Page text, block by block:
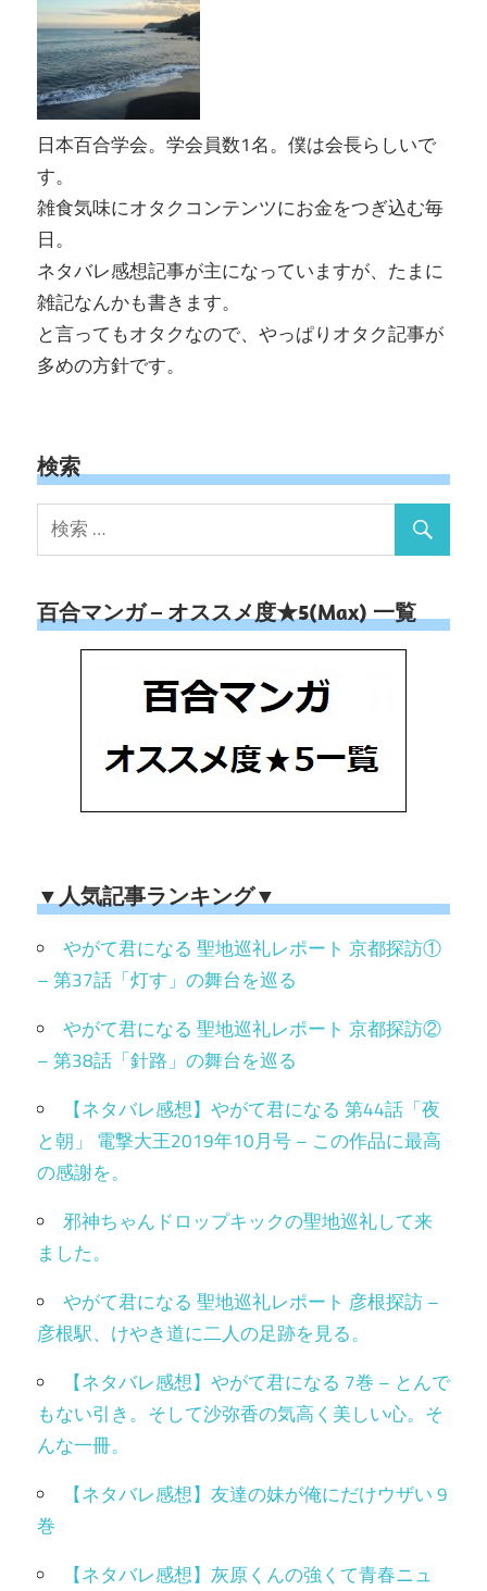
日本百合学会。学会員数1名。僕は会長らしいで
す。
雑食気味にオタクコンテンツにお金をつぎ込む毎
日。
ネタバレ感想記事が主になっていますが、たまに
雑記なんかも書きます。
と言ってもオタクなので、やっぱりオタク記事が
多めの方針です。
検索
百合マンガ – オススメ度★5(Max) 一覧
▼人気記事ランキング▼
やがて君になる 聖地巡礼レポート 京都探訪①
– 第37話「灯す」の舞台を巡る
やがて君になる 聖地巡礼レポート 京都探訪②
– 第38話「針路」の舞台を巡る
【ネタバレ感想】やがて君になる 第44話「夜
と朝」 電撃大王2019年10月号 – この作品に最高
の感謝を。
邪神ちゃんドロップキックの聖地巡礼して来
ました。
やがて君になる 聖地巡礼レポート 彦根探訪 –
彦根駅、けやき道に二人の足跡を見る。
【ネタバレ感想】やがて君になる 7巻 – とんで
もない引き。そして沙弥香の気高く美しい心。そ
んな一冊。
【ネタバレ感想】友達の妹が俺にだけウザい 9
巻
【ネタバレ感想】灰原くんの強くて青春ニュ